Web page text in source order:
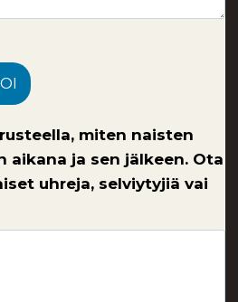
miten naisten
aikana ja sen jälkeen. Ota
uhreja, selviytyjiä vai